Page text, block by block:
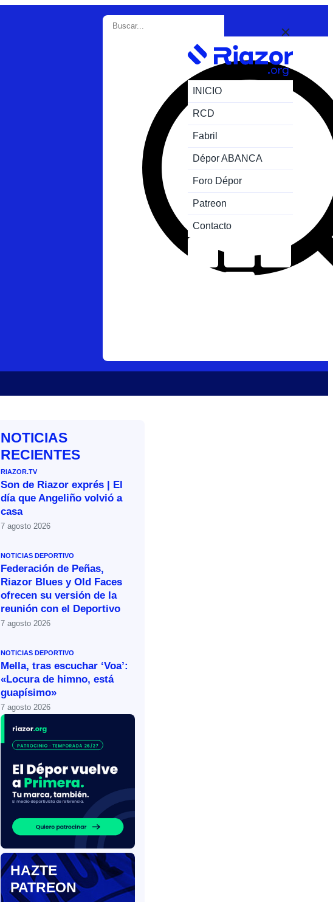
INICIO
RCD
Fabril
Dépor ABANCA
Foro Dépor
Patreon
Contacto
NOTICIAS
RECIENTES
RIAZOR.TV
Son de Riazor exprés | El
día que Angeliño volvió a
casa
7 agosto 2026
NOTICIAS DEPORTIVO
Federación de Peñas,
Riazor Blues y Old Faces
ofrecen su versión de la
reunión con el Deportivo
7 agosto 2026
NOTICIAS DEPORTIVO
Mella, tras escuchar ‘Voa’:
«Locura de himno, está
guapísimo»
7 agosto 2026
HAZTE
PATREON